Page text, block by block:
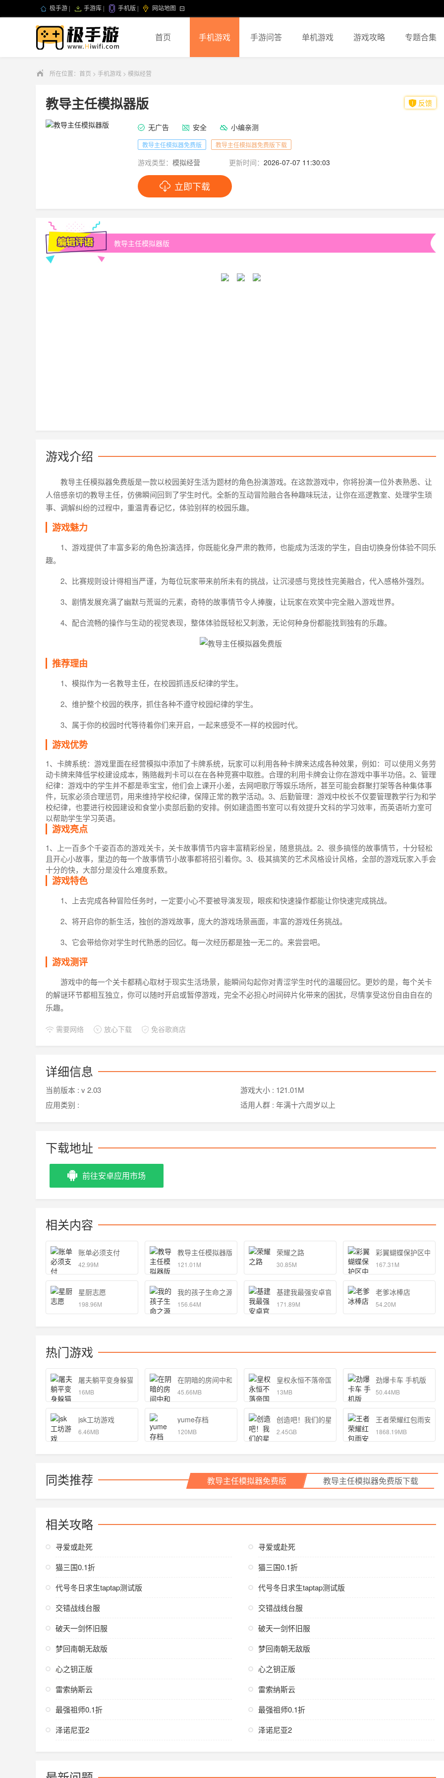
极手游 手游库 手机版 网站地图
首页 手机游戏 手游问答 单机游戏 游戏攻略 专题合集
所在位置： 首页 > 手机游戏 > 模拟经营
教导主任模拟器版
无广告 安全 小编亲测
教导主任模拟器免费版 教导主任模拟器免费版下载
游戏类型： 模拟经营 更新时间： 2026-07-07 11:30:03
立即下载
反馈
教导主任模拟器版
游戏介绍
教导主任模拟器免费版是一款以校园美好生活为题材的角色扮演游戏。在这款游戏中，你将扮演一位外表熟悉、让
人倍感亲切的教导主任，仿佛瞬间回到了学生时代。全新的互动冒险融合各种趣味玩法，让你在巡逻教室、处理学生琐
事、调解纠纷的过程中，重温青春记忆，体验别样的校园乐趣。
游戏魅力
1、游戏提供了丰富多彩的角色扮演选择，你既能化身严肃的教师，也能成为活泼的学生，自由切换身份体验不同乐
趣。
2、比赛规则设计得相当严谨，为每位玩家带来前所未有的挑战，让沉浸感与竞技性完美融合，代入感格外强烈。
3、剧情发展充满了幽默与荒诞的元素，奇特的故事情节令人捧腹，让玩家在欢笑中完全融入游戏世界。
4、配合流畅的操作与生动的视觉表现，整体体验既轻松又刺激，无论何种身份都能找到独有的乐趣。
推荐理由
1、模拟作为一名教导主任，在校园抓违反纪律的学生。
2、维护整个校园的秩序，抓住各种不遵守校园纪律的学生。
3、属于你的校园时代等待着你们来开启，一起来感受不一样的校园时代。
游戏优势
1、卡牌系统：游戏里面在经营模拟中添加了卡牌系统，玩家可以利用各种卡牌来达成各种效果，例如：可以使用义务劳
动卡牌来降低学校建设成本，贿赂裁判卡可以在在各种竞赛中取胜。合理的利用卡牌会让你在游戏中事半功倍。2、管理
纪律：游戏中的学生并不都是乖宝宝，他们会上课开小差，去网吧歌厅等娱乐场所，甚至可能会群聚打架等各种集体事
件，玩家必须合理惩罚，用来维持学校纪律，保障正常的教学活动。3、后勤管理：游戏中校长不仅要管理教学行为和学
校纪律，也要进行校园建设和食堂小卖部后勤的安排。例如建造图书室可以有效提升文科的学习效率，而英语听力室可
以帮助学生学习英语。
游戏亮点
1、上一百多个千姿百态的游戏关卡，关卡故事情节内容丰富精彩纷呈，随意挑战。2、很多搞怪的故事情节，十分轻松
且开心小故事，里边的每一个故事情节小故事都将招引着你。3、极其搞笑的艺术风格设计风格，全部的游戏玩家入手会
十分的快，大部分是没什么难度系数。
游戏特色
1、上去完成各种冒险任务时，一定要小心不要被导演发现，眼疾和快速操作都能让你快速完成挑战。
2、将开启你的新生活，独创的游戏故事，庞大的游戏场景画面，丰富的游戏任务挑战。
3、它会带给你对学生时代熟悉的回忆。每一次经历都是独一无二的。来尝尝吧。
游戏测评
游戏中的每一个关卡都精心取材于现实生活场景，能瞬间勾起你对青涩学生时代的温暖回忆。更妙的是，每个关卡
的解谜环节都相互独立，你可以随时开启或暂停游戏，完全不必担心时间碎片化带来的困扰，尽情享受这份自由自在的
乐趣。
需要网络 放心下载 免谷歌商店
详细信息
当前版本 : v 2.03 游戏大小 : 121.01M
应用类别 :
适用人群 : 年满十六周岁以上
下载地址
前往安卓应用市场
相关内容
账单必须支付
42.99M
教导主任模拟器版
121.01M
荣耀之路
30.85M
彩翼蝴蝶保护区中文
167.31M
星厨志愿
198.96M
我的孩子生命之源
156.64M
基建我最强安卓官方版
171.89M
老爹冰棒店
54.20M
热门游戏
屠夫躺平变身躲猫猫游戏安卓版 1.0
16MB
在阴暗的房间中和独孤的女孩子的物语 手机版
45.66MB
皇权永恒不落帝国官方
13MB
劲爆卡车 手机版
50.44MB
jsk工坊游戏
6.46MB
yume存档
120MB
创造吧！我们的星球
2.45GB
王者荣耀红包雨安卓
1868.19MB
同类推荐 教导主任模拟器免费版 教导主任模拟器免费版下载
相关攻略
寻爱或赴死
猫三国0.1折
代号冬日求生taptap测试版
交错战线台服
破天一剑怀旧服
梦回南朝无敌版
心之钥正版
雷索纳斯云
最强祖师0.1折
泽诺尼亚2
寻爱或赴死
猫三国0.1折
代号冬日求生taptap测试版
交错战线台服
破天一剑怀旧服
梦回南朝无敌版
心之钥正版
雷索纳斯云
最强祖师0.1折
泽诺尼亚2